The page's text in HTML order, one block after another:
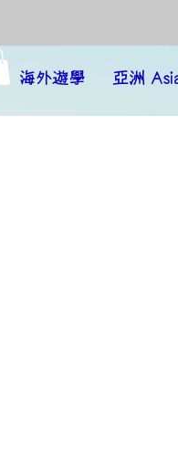
海外遊學 亞洲